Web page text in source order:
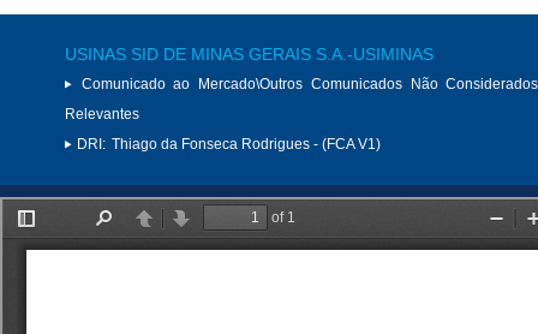
USINAS SID DE MINAS GERAIS S.A.-USIMINAS
Comunicado ao Mercado\Outros Comunicados Não
Relevantes
DRI: Thiago da Fonseca Rodrigues - (FCA V1)